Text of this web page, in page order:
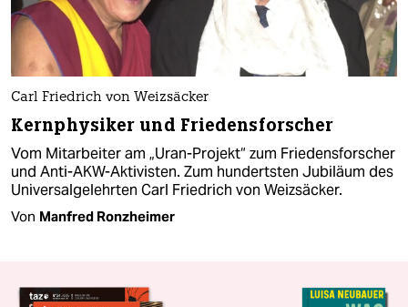
Carl Friedrich von Weizsäcker
Kernphysiker und Friedensforscher
Vom Mitarbeiter am „Uran-Projekt“ zum Friedensforscher
und Anti-AKW-Aktivisten. Zum hundertsten Jubiläum des
Universalgelehrten Carl Friedrich von Weizsäcker.
Von Manfred Ronzheimer